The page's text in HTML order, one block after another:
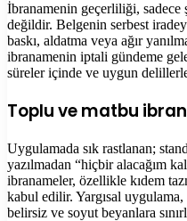
İbranamenin geçerliliği, sadece
değildir. Belgenin serbest
baskı, aldatma veya ağır
ibranamenin iptali gündeme
süreler içinde ve uygun
Toplu ve matbu
Uygulamada sık rastlanan;
yazılmadan “hiçbir alacağım
ibranameler, özellikle kıdem
kabul edilir. Yargısal
belirsiz ve soyut beyanlara